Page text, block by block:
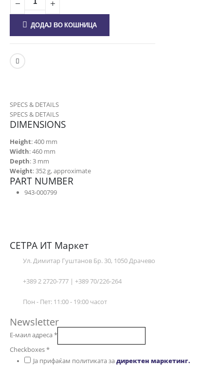
ДОДАЈ ВО КОШНИЦА
SPECS & DETAILS
SPECS & DETAILS
DIMENSIONS
Height: 400 mm
Width: 460 mm
Depth: 3 mm
Weight: 352 g, approximate
PART NUMBER
943-000799
СЕТРА ИТ Маркет
Ул. Димитар Гуштанов Бр. 30, 1050 Драчево
+389 2 2720-777 | +389 70/226-264
Пон - Пет: 11:00 - 19:00 часот
Newsletter
Е-маил адреса*
Checkboxes*
Ја прифаќам политиката задиректен маркетинг.